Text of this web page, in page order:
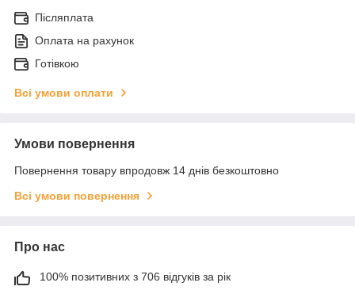
Післяплата
Оплата на рахунок
Готівкою
Всі умови оплати
Умови повернення
Повернення товару впродовж 14 днів безкоштовно
Всі умови повернення
Про нас
100% позитивних з 706 відгуків за рік